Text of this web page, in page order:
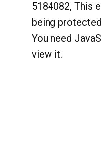
5184082, This
being
You need
view it.